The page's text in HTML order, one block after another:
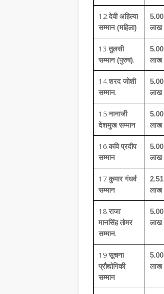
12.देवी अहिल्या
सम्मान (महिला)
5.00
लाख
13.तुलसी
सम्मान (पुरुष).
5.00
लाख
14.शरद जोशी
सम्मान.
5.00
लाख
15.नानाजी
देशमुख सम्मान
5.00
लाख
16.कवि प्रदीप
सम्मान
5.00
लाख
17.कुमार गंधर्व
सम्मान
2.51
लाख
18.राजा
मानसिंह तोमर
सम्मान.
5.00
लाख
19.सूचना
प्रौद्योगिकी
सम्मान
5.00
लाख